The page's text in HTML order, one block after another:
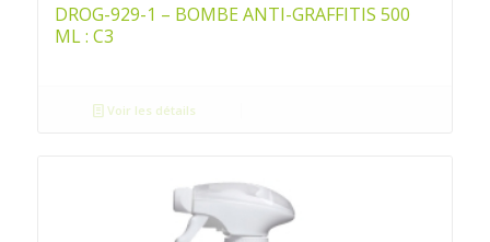
DROG-929-1 – BOMBE ANTI-GRAFFITIS 500
ML : C3
Voir les détails